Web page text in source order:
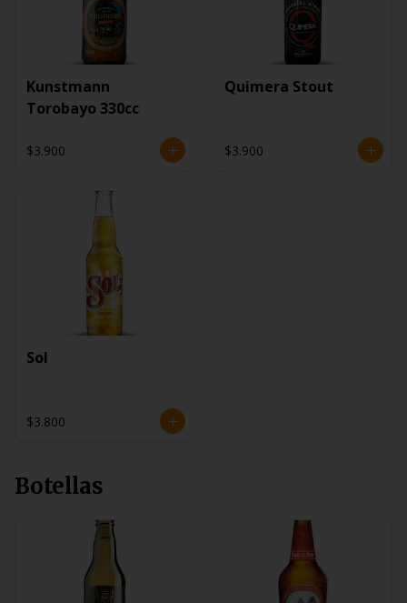
Kunstmann
Torobayo 330cc
$3.900
Quimera Stout
$3.900
Sol
$3.800
Botellas